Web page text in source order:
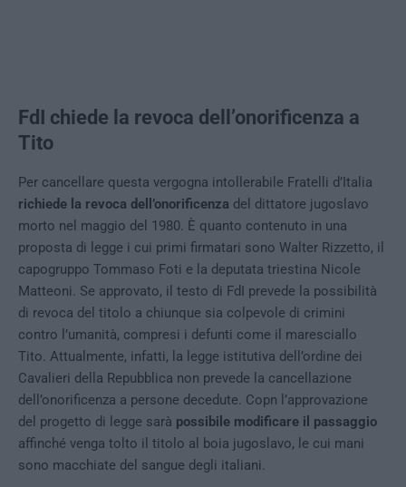
FdI chiede la revoca dell’onorificenza a
Tito
Per cancellare questa vergogna intollerabile Fratelli d’Italia
richiede la revoca dell’onorificenza del dittatore jugoslavo
morto nel maggio del 1980. È quanto contenuto in una
proposta di legge i cui primi firmatari sono Walter Rizzetto, il
capogruppo Tommaso Foti e la deputata triestina Nicole
Matteoni. Se approvato, il testo di FdI prevede la possibilità
di revoca del titolo a chiunque sia colpevole di crimini
contro l’umanità, compresi i defunti come il maresciallo
Tito. Attualmente, infatti, la legge istitutiva dell’ordine dei
Cavalieri della Repubblica non prevede la cancellazione
dell’onorificenza a persone decedute. Copn l’approvazione
del progetto di legge sarà possibile modificare il passaggio
affinché venga tolto il titolo al boia jugoslavo, le cui mani
sono macchiate del sangue degli italiani.